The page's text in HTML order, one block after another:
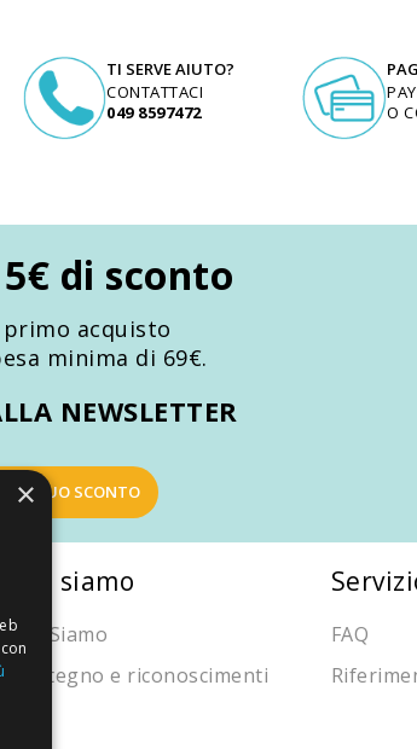
TI SERVE AIUTO?
CONTATTACI
049 8597472
O
di sconto
acquisto
minima di 69€.
NEWSLETTER
IL TUO SCONTO
Chi siamo
Chi Siamo
Sostegno e riconoscimenti
FAQ
×